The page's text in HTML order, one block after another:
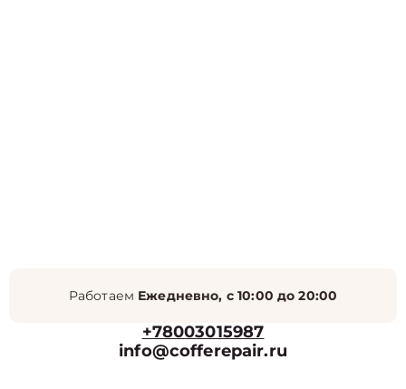
Работаем Ежедневно, с 10:00 до 20:00
+78003015987
info@cofferepair.ru